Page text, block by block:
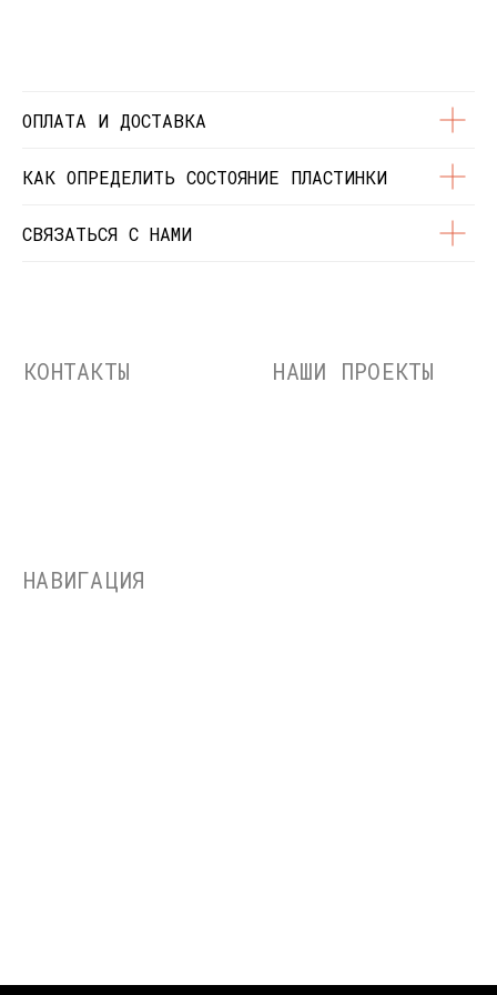
ОПЛАТА И ДОСТАВКА
КАК ОПРЕДЕЛИТЬ СОСТОЯНИЕ ПЛАСТИНКИ
СВЯЗАТЬСЯ С НАМИ
323774600664115, ИНН: 771597260331